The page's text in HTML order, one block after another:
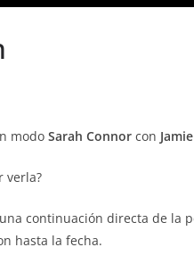
modo Sarah Connor con
verla?
continuación directa de la
hasta la fecha.